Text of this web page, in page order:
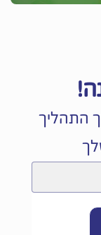
התהליך